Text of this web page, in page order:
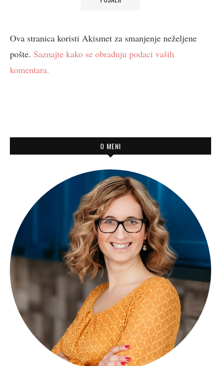
Ova stranica koristi Akismet za smanjenje neželjene
pošte. Saznajte kako se obrađuju podaci vaših
komentara.
O MENI